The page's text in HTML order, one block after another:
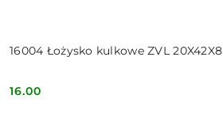
16004 Łożysko kulkowe ZVL 20X42X8
Cena:
16.00